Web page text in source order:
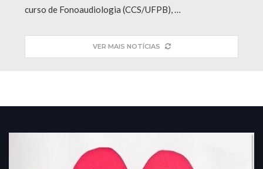
curso de Fonoaudiologia (CCS/UFPB), …
VER MAIS NOTÍCIAS